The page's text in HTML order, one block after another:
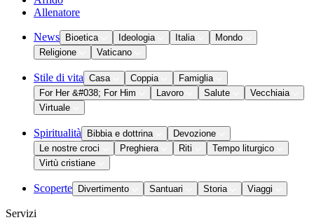
Allenatore
News Bioetica Ideologia Italia
Mondo
Religione
Vaticano
Stile di vita Casa Coppia
Famiglia
For Her &#038; For Him
Lavoro Salute
Vecchiaia
Virtuale
Spiritualità Bibbia e dottrina
Devozione
Le nostre croci
Preghiera Riti
Tempo liturgico
Virtù cristiane
Scoperte Divertimento Santuari Storia Viaggi
Servizi